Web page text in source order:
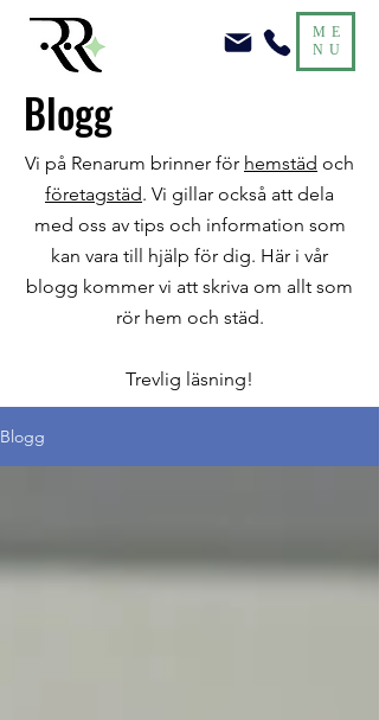
ME
NU
Blogg
Vi på Renarum brinner för hemstäd och
företagstäd. Vi gillar också att dela
med oss av tips och information som
kan vara till hjälp för dig. Här i vår
blogg kommer vi att skriva om allt som
rör hem och städ.
Trevlig läsning!
Blogg